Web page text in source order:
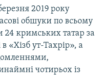
2019 року
обшуки по всьому
кримських татар за
«Хізб ут-Тахрір», а
чотирьох із